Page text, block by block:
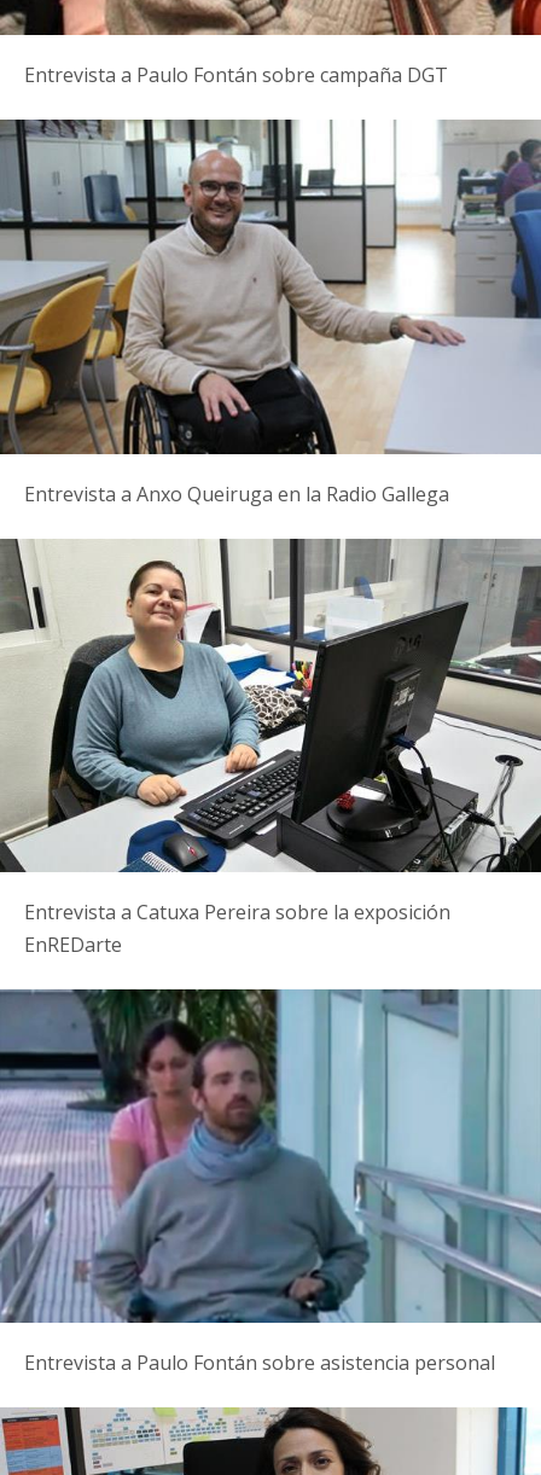
Entrevista a Paulo Fontán sobre campaña DGT
Entrevista a Anxo Queiruga en la Radio Gallega
Entrevista a Catuxa Pereira sobre la exposición
EnREDarte
Entrevista a Paulo Fontán sobre asistencia personal